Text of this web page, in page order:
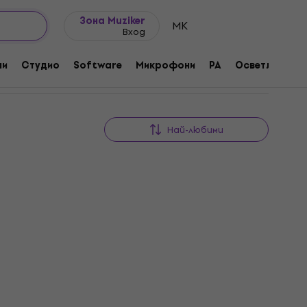
Зона Muziker
Вход MK
Студио Software Микрофони PA Осветление
Най-любими